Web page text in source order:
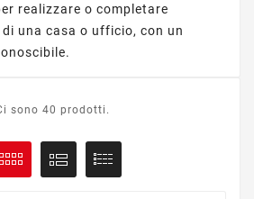
realizzare o completare
una casa o ufficio, con un
sono 40 prodotti.